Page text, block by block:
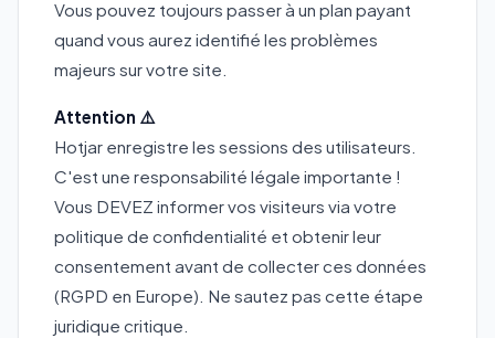
Vous pouvez toujours passer à un plan payant
quand vous aurez identifié les problèmes
majeurs sur votre site.
Attention ⚠️
Hotjar enregistre les sessions des utilisateurs.
C'est une responsabilité légale importante !
Vous DEVEZ informer vos visiteurs via votre
politique de confidentialité et obtenir leur
consentement avant de collecter ces données
(RGPD en Europe). Ne sautez pas cette étape
juridique critique.